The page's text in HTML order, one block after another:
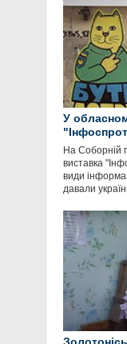
У
На Соборній
виставка
види
давали